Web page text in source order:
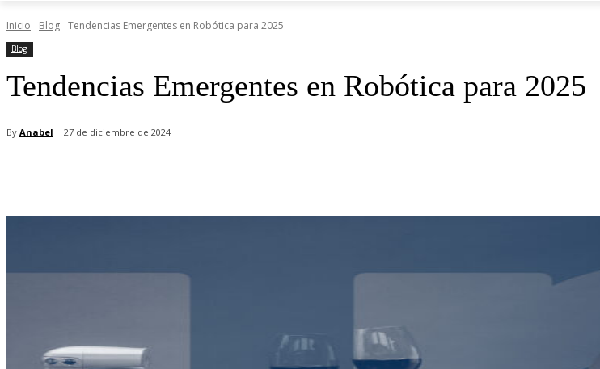
Inicio Blog Tendencias Emergentes en Robótica para 2025
Blog
Tendencias Emergentes en Robótica para 2025
By Anabel 27 de diciembre de 2024